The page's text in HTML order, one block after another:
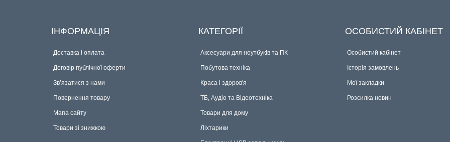
ІНФОРМАЦІЯ
Доставка і оплата
Договір публічної оферти
Зв’язатися з нами
Повернення товару
Мапа сайту
Товари зі знижкою
КАТЕГОРІЇ
Аксесуари для ноутбуків та ПК
Побутова техніка
Краса і здоров'я
ТБ, Аудіо та Відеотехніка
Товари для дому
Ліхтарики
ОСОБИСТИЙ КАБІНЕТ
Особистий кабінет
Історія замовлень
Мої закладки
Розсилка новин